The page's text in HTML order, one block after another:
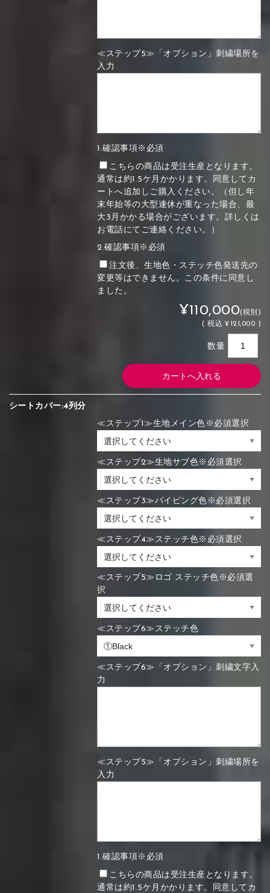
≪ステップ5≫「オプション」刺繍場所を
入力
1.確認事項※必須
こちらの商品は受注生産となります。
通常は約1.5ケ月かかります。同意してカ
ートへ追加しご購入ください。（但し年
末年始等の大型連休が重なった場合、最
大3月かかる場合がございます。詳しくは
お電話にてご連絡ください。）
2.確認事項※必須
注文後、生地色・ステッチ色発送先の
変更等はできません。この条件に同意し
ました。
¥110,000(税別)
(税込 ¥121,000 )
数量
シートカバー:4列分
≪ステップ1≫生地メイン色※必須選択
≪ステップ2≫生地サブ色※必須選択
≪ステップ3≫パイピング色※必須選択
≪ステップ4≫ステッチ色※必須選択
≪ステップ5≫ロゴ ステッチ色※必須選
択
≪ステップ6≫ステッチ色
≪ステップ6≫「オプション」刺繍文字入
力
≪ステップ5≫「オプション」刺繍場所を
入力
1.確認事項※必須
こちらの商品は受注生産となります。
通常は約1.5ケ月かかります。同意してカ